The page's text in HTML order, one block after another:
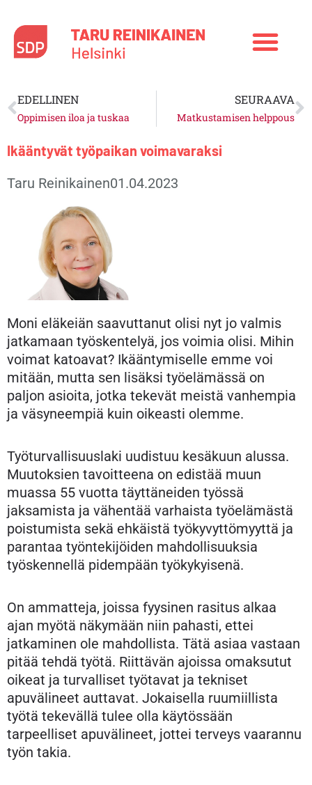
sisältöön
Prev
EDELLINEN
Oppimisen iloa ja tuskaa
SEURAAVA
Matkustamisen helppous
Ikääntyvät työpaikan voimavaraksi
Taru Reinikainen01.04.2023
Moni eläkeiän saavuttanut olisi nyt jo valmis
jatkamaan työskentelyä, jos voimia olisi. Mihin
voimat katoavat? Ikääntymiselle emme voi
mitään, mutta sen lisäksi työelämässä on
paljon asioita, jotka tekevät meistä vanhempia
ja väsyneempiä kuin oikeasti olemme.
Työturvallisuuslaki uudistuu kesäkuun alussa.
Muutoksien tavoitteena on edistää muun
muassa 55 vuotta täyttäneiden työssä
jaksamista ja vähentää varhaista työelämästä
poistumista sekä ehkäistä työkyvyttömyyttä ja
parantaa työntekijöiden mahdollisuuksia
työskennellä pidempään työkykyisenä.
On ammatteja, joissa fyysinen rasitus alkaa
ajan myötä näkymään niin pahasti, ettei
jatkaminen ole mahdollista. Tätä asiaa vastaan
pitää tehdä työtä. Riittävän ajoissa omaksutut
oikeat ja turvalliset työtavat ja tekniset
apuvälineet auttavat. Jokaisella ruumiillista
työtä tekevällä tulee olla käytössään
tarpeelliset apuvälineet, jottei terveys vaarannu
työn takia.